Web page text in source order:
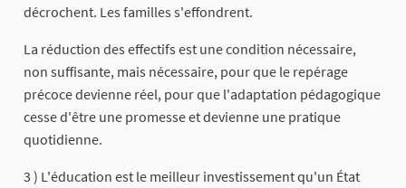
décrochent. Les familles s'effondrent.
La réduction des effectifs est une condition nécessaire,
non suffisante, mais nécessaire, pour que le repérage
précoce devienne réel, pour que l'adaptation pédagogique
cesse d'être une promesse et devienne une pratique
quotidienne.
3 ) L'éducation est le meilleur investissement qu'un État